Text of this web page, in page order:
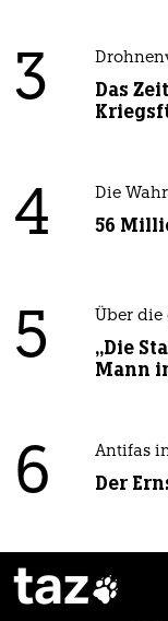
3
Das
4 Die
56
5 Über die
„Die
Mann
6 Antifas
Der
taz